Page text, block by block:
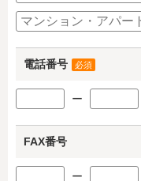
電話番号 必須
ー
FAX番号
ー